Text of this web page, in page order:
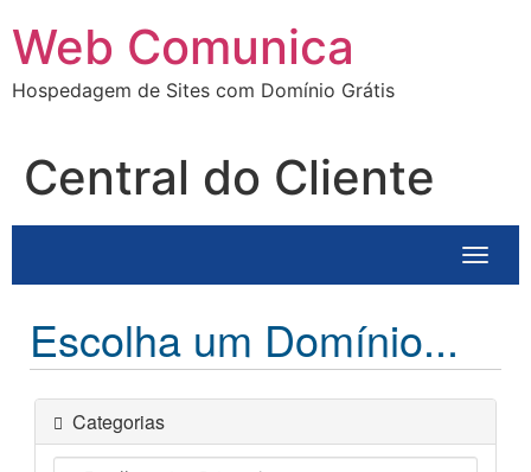
para
conteúdo
Web Comunica
Hospedagem de Sites com Domínio Grátis
Central do Cliente
Escolha um Domínio...
Categorias